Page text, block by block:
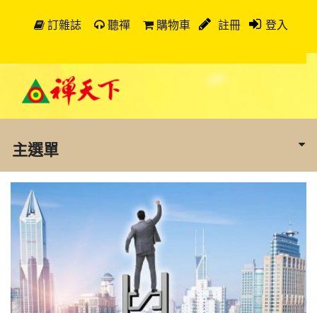
訂雜誌 聽禪 購物車 註冊 登入
主選單